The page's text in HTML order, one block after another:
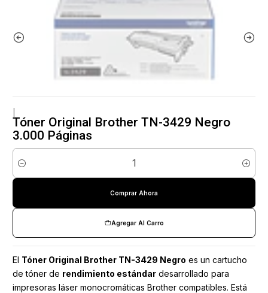
Tóner Original Brother TN-3429 Negro
3.000 Páginas
Cantidad
Agregar Al Carro
Comprar Ahora
El Tóner Original Brother TN-3429 Negro es un cartucho
de tóner de rendimiento estándar desarrollado para
impresoras láser monocromáticas Brother compatibles. Está